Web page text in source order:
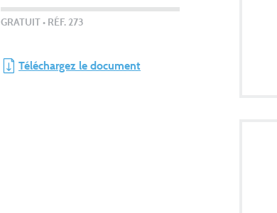
GRATUIT• RÉF. 273
Téléchargez le document